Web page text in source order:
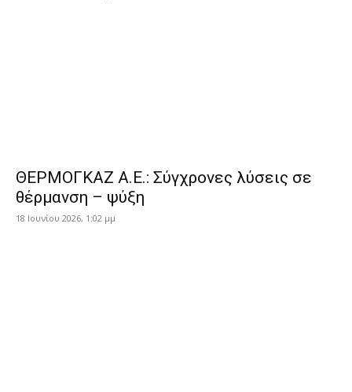
ΘΕΡΜΟΓΚΑΖ Α.Ε.: Σύγχρονες λύσεις σε
θέρμανση – ψύξη
18 Ιουνίου 2026, 1:02 μμ